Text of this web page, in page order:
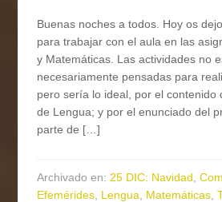
Buenas noches a todos. Hoy os
para trabajar con el aula en las
y Matemáticas. Las actividades no
necesariamente pensadas para
pero sería lo ideal, por el contenido
de Lengua; y por el enunciado del
parte de […]
Archivado en:25 DIC: Navidad,
Efemérides, Lengua, Matemáticas,